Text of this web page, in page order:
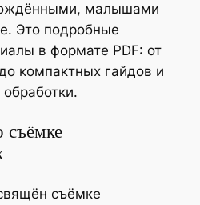
малышами
Это подробные
в формате PDF: от
компактных гайдов и
съёмке
съёмке